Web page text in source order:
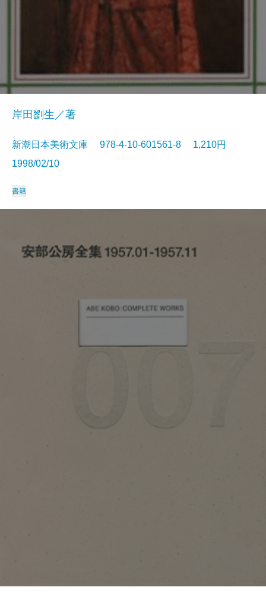
岸田劉生／著
新潮日本美術文庫 978-4-10-601561-8 1,210円
1998/02/10
書籍